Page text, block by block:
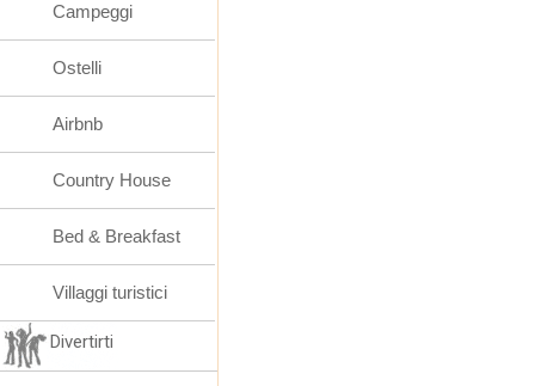
Campeggi
Ostelli
Airbnb
Country House
Bed & Breakfast
Villaggi turistici
Divertirti